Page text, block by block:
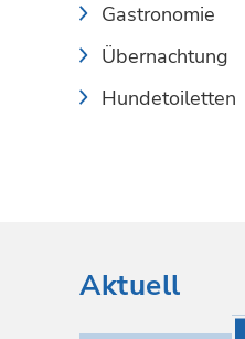
Gastronomie
Übernachtung
Hundetoiletten
Aktuell